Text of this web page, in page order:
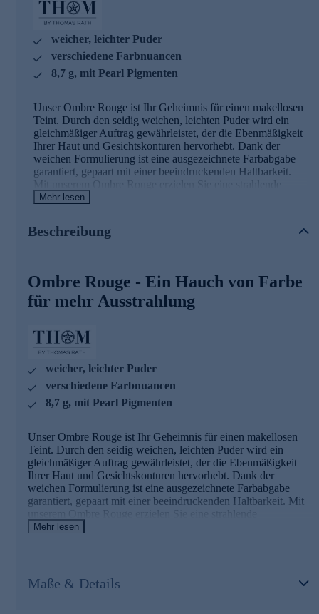
weicher, leichter Puder
verschiedene Farbnuancen
8,7 g, mit Pearl Pigmenten
Unser Ombre Rouge ist Ihr Geheimnis für einen makellosen
Teint. Durch den seidig weichen, leichten Puder wird ein
gleichmäßiger Auftrag gewährleistet, der die Ebenmäßigkeit
Ihrer Haut und Gesichtskonturen hervorhebt. Dank der
weichen Formulierung ist eine ausgezeichnete Farbabgabe
garantiert, gepaart mit einer beeindruckenden Haltbarkeit.
Mit unserem Ombre Rouge erzielen Sie eine strahlende
Leuchtkraft, die in verschiedenen Farbnuancen schimmert -
Betonen Sie Ihre natürliche Schönheit mit einem Hauch von
Hochwertige Formulierung für einen perfekten
Teint
holografisches Finish mit 3D-Effekt.
Magnesium Myristate
Gleich heute noch online bestellen.
Mehr lesen
Beschreibung
Ombre Rouge - Ein Hauch von Farbe
für mehr Ausstrahlung
weicher, leichter Puder
verschiedene Farbnuancen
8,7 g, mit Pearl Pigmenten
Unser Ombre Rouge ist Ihr Geheimnis für einen makellosen
Teint. Durch den seidig weichen, leichten Puder wird ein
gleichmäßiger Auftrag gewährleistet, der die Ebenmäßigkeit
Ihrer Haut und Gesichtskonturen hervorhebt. Dank der
weichen Formulierung ist eine ausgezeichnete Farbabgabe
garantiert, gepaart mit einer beeindruckenden Haltbarkeit. Mit
unserem Ombre Rouge erzielen Sie eine strahlende
Leuchtkraft, die in verschiedenen Farbnuancen schimmert -
Farbe, der den ganzen Tag hält.
Mehr lesen
Maße & Details